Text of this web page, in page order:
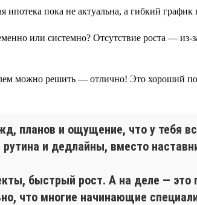
пока не актуальна, а гибкий график
или системно? Отсутствие роста — из-
можно решить — отлично! Это хороший
планов и ощущение, что у тебя
и дедлайны, вместо
быстрый рост. А на деле — это
что многие начинающие